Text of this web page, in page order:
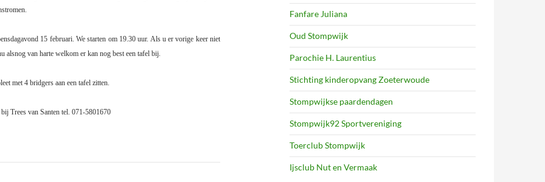
15 februari. We starten om 19.30 uur. Als u er vorige keer niet
alsnog van harte welkom er kan nog best een tafel bij.
met 4 bridgers aan een tafel zitten.
Trees van Santen tel. 071-5801670
Fanfare Juliana
Oud Stompwijk
Parochie H. Laurentius
Stichting kinderopvang Zoeterwoude
Stompwijkse paardendagen
Stompwijk92 Sportvereniging
Toerclub Stompwijk
Ijsclub Nut en Vermaak